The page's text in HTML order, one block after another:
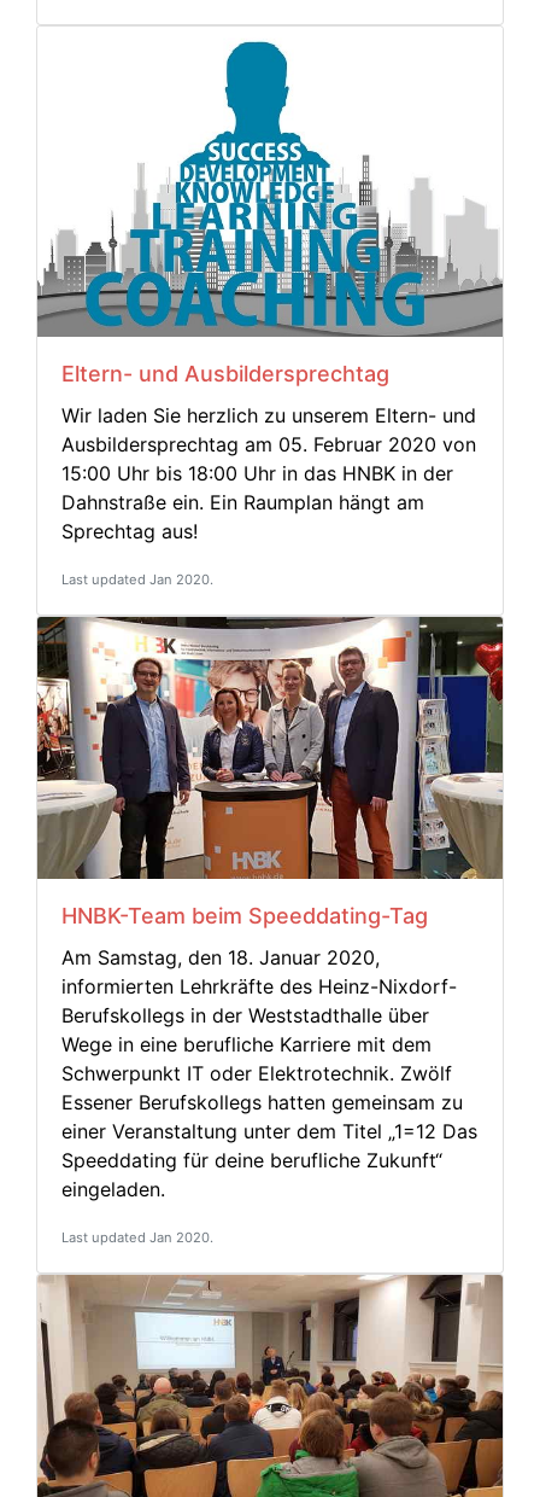
Eltern- und Ausbildersprechtag
Wir laden Sie herzlich zu unserem Eltern- und
Ausbildersprechtag am 05. Februar 2020 von
15:00 Uhr bis 18:00 Uhr in das HNBK in der
Dahnstraße ein. Ein Raumplan hängt am
Sprechtag aus!
Last updated Jan 2020.
HNBK-Team beim Speeddating-Tag
Am Samstag, den 18. Januar 2020,
informierten Lehrkräfte des Heinz-Nixdorf-
Berufskollegs in der Weststadthalle über
Wege in eine berufliche Karriere mit dem
Schwerpunkt IT oder Elektrotechnik. Zwölf
Essener Berufskollegs hatten gemeinsam zu
einer Veranstaltung unter dem Titel „1=12 Das
Speeddating für deine berufliche Zukunft“
eingeladen.
Last updated Jan 2020.